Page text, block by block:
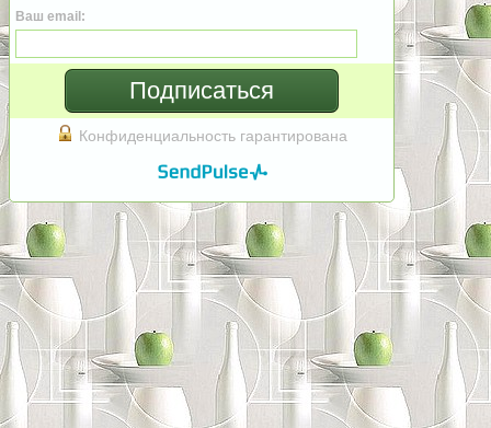
Ваш email:
Подписаться
Конфиденциальность гарантирована